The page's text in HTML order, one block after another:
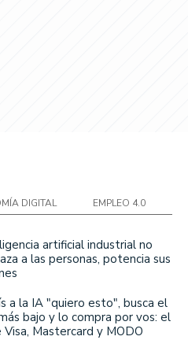
DIGITAL EMPLEO 4.0
artificial industrial no
a las personas, potencia sus
a la IA "quiero esto", busca el
bajo y lo compra por vos: el
Visa, Mastercard y MODO